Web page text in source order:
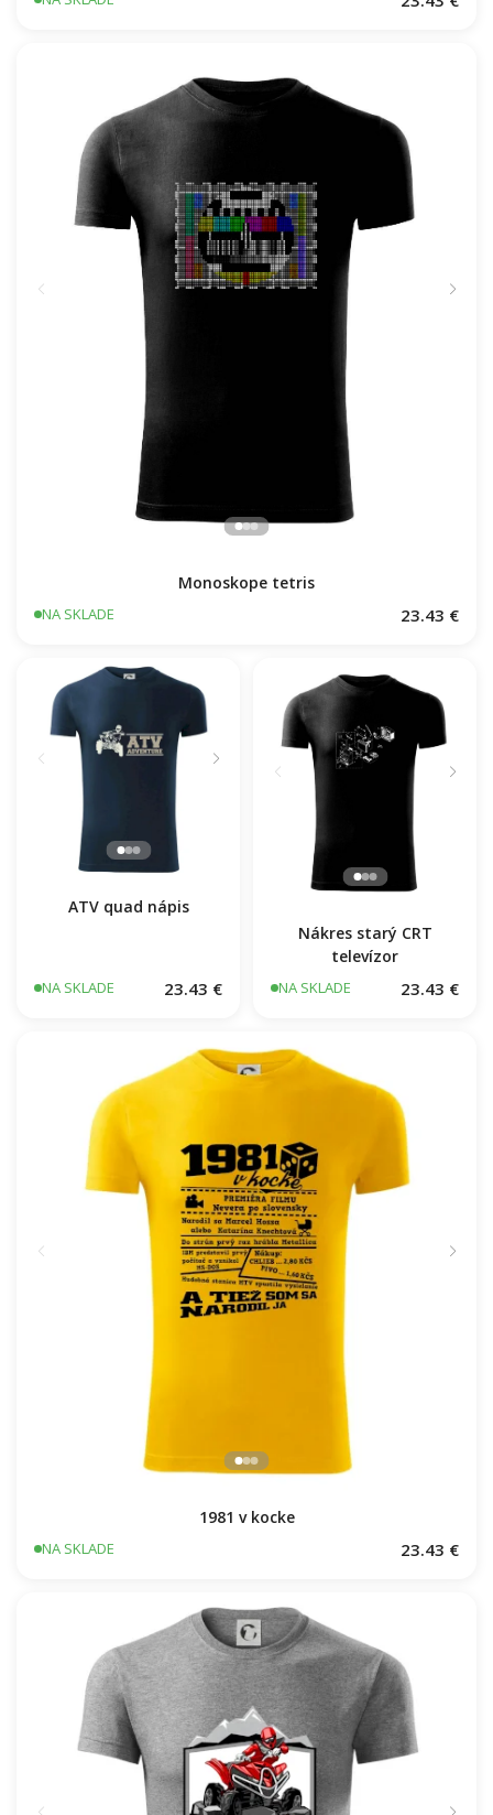
Monoskope tetris
NA SKLADE 23.43 €
ATV quad nápis
NA SKLADE 23.43 €
Nákres starý CRT
televízor
NA SKLADE 23.43 €
1981 v kocke
NA SKLADE 23.43 €